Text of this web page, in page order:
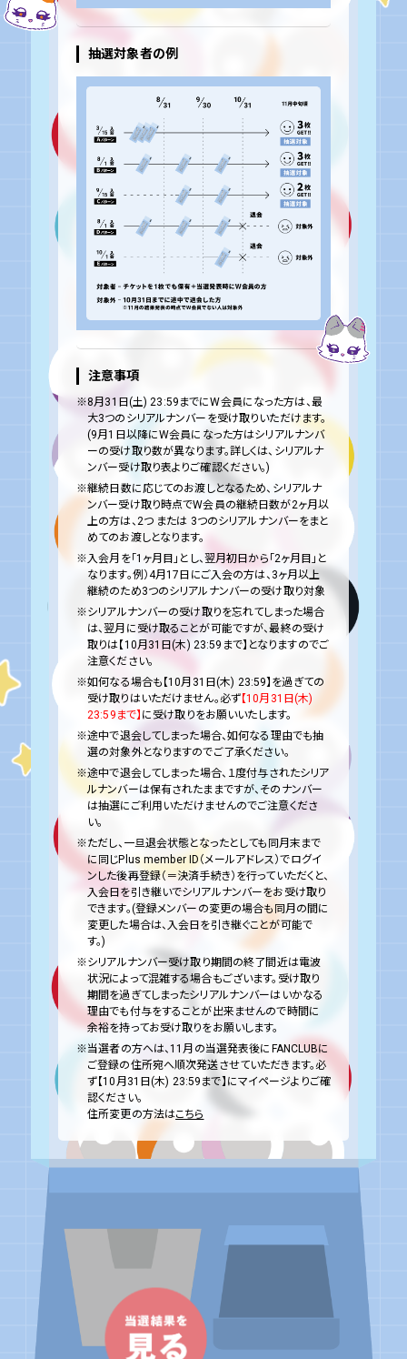
抽選対象者の例
注意事項
※8月31日(土) 23:59までにW会員になった方は、最
大3つのシリアルナンバーを受け取りいただけます。
(9月1日以降にW会員になった方はシリアルナンバ
ーの受け取り数が異なります。詳しくは、シリアルナ
ンバー受け取り表よりご確認ください。)
※継続日数に応じてのお渡しとなるため、シリアルナ
ンバー受け取り時点でW会員の継続日数が2ヶ月以
上の方は、2つ または 3つのシリアルナンバーをまと
めてのお渡しとなります。
※入会月を「1ヶ月目」とし、翌月初日から「2ヶ月目」と
なります。例）4月17日にご入会の方は、3ヶ月以上
継続のため3つのシリアルナンバーの受け取り対象
※シリアルナンバーの受け取りを忘れてしまった場合
は、翌月に受け取ることが可能ですが、最終の受け
取りは【10月31日(木) 23:59まで】となりますのでご
注意ください。
※如何なる場合も【10月31日(木) 23:59】を過ぎての
受け取りはいただけません。必ず 【10月31日(木)
23:59まで】 に受け取りをお願いいたします。
※途中で退会してしまった場合、如何なる理由でも抽
選の対象外となりますのでご了承ください。
※途中で退会してしまった場合、１度付与されたシリア
ルナンバーは保有されたままですが、そのナンバー
は抽選にご利用いただけませんのでご注意くださ
い。
※ただし、一旦退会状態となったとしても同月末まで
に同じPlus member ID（メールアドレス）でログイ
ンした後再登録（＝決済手続き）を行っていただくと、
入会日を引き継いでシリアルナンバーをお受け取り
できます。(登録メンバーの変更の場合も同月の間に
変更した場合は、入会日を引き継ぐことが可能で
す。)
※シリアルナンバー受け取り期間の終了間近は電波
状況によって混雑する場合もございます。受け取り
期間を過ぎてしまったシリアルナンバーはいかなる
理由でも付与をすることが出来ませんので時間に
余裕を持ってお受け取りをお願いします。
※当選者の方へは、11月の当選発表後にFANCLUBに
ご登録の住所宛へ順次発送させていただきます。必
ず【10月31日(木) 23:59まで】にマイページよりご確
認ください。
住所変更の方法はこちら